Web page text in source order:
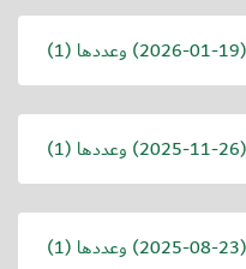
2026-01-19) وعددها (1)
2025-11-26) وعددها (1)
2025-08-23) وعددها (1)